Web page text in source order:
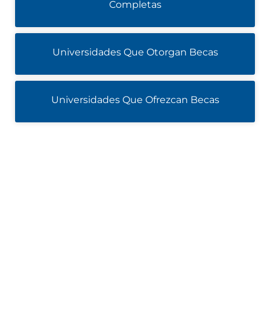
Completas
Universidades Que Otorgan Becas
Universidades Que Ofrezcan Becas